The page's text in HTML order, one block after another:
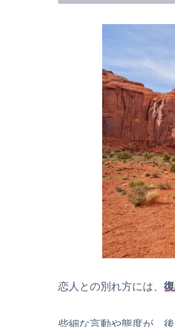
対応策まとめ表
よくある質問（
Q1. 自分の別
Q2. 二度と復
Q3. 復縁の可
Q4. 友達とし
Q5. 具体的な
まとめ：二度と
恋人との別れ方には、
些細な言動や態度が、